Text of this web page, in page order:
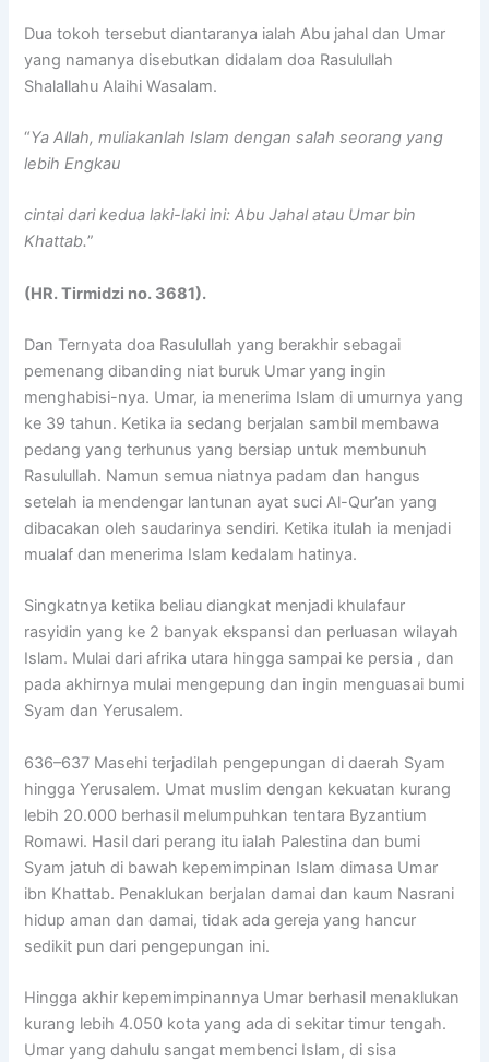
Dua tokoh tersebut diantaranya ialah Abu jahal dan Umar
yang namanya disebutkan didalam doa Rasulullah
Shalallahu Alaihi Wasalam.
“Ya Allah, muliakanlah Islam dengan salah seorang yang
lebih Engkau
cintai dari kedua laki-laki ini: Abu Jahal atau Umar bin
Khattab.”
(HR. Tirmidzi no. 3681).
Dan Ternyata doa Rasulullah yang berakhir sebagai
pemenang dibanding niat buruk Umar yang ingin
menghabisi-nya. Umar, ia menerima Islam di umurnya yang
ke 39 tahun. Ketika ia sedang berjalan sambil membawa
pedang yang terhunus yang bersiap untuk membunuh
Rasulullah. Namun semua niatnya padam dan hangus
setelah ia mendengar lantunan ayat suci Al-Qur’an yang
dibacakan oleh saudarinya sendiri. Ketika itulah ia menjadi
mualaf dan menerima Islam kedalam hatinya.
Singkatnya ketika beliau diangkat menjadi khulafaur
rasyidin yang ke 2 banyak ekspansi dan perluasan wilayah
Islam. Mulai dari afrika utara hingga sampai ke persia , dan
pada akhirnya mulai mengepung dan ingin menguasai bumi
Syam dan Yerusalem.
636–637 Masehi terjadilah pengepungan di daerah Syam
hingga Yerusalem. Umat muslim dengan kekuatan kurang
lebih 20.000 berhasil melumpuhkan tentara Byzantium
Romawi. Hasil dari perang itu ialah Palestina dan bumi
Syam jatuh di bawah kepemimpinan Islam dimasa Umar
ibn Khattab. Penaklukan berjalan damai dan kaum Nasrani
hidup aman dan damai, tidak ada gereja yang hancur
sedikit pun dari pengepungan ini.
Hingga akhir kepemimpinannya Umar berhasil menaklukan
kurang lebih 4.050 kota yang ada di sekitar timur tengah.
Umar yang dahulu sangat membenci Islam, di sisa